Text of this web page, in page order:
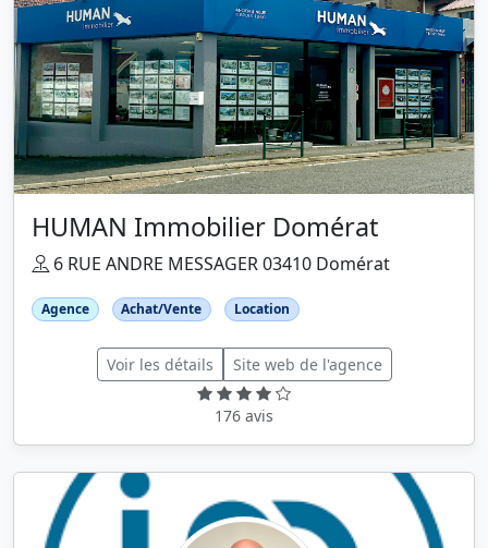
HUMAN Immobilier Domérat
6 RUE ANDRE MESSAGER 03410 Domérat
Agence Achat/Vente Location
Voir les détails Site web de l'agence
176 avis